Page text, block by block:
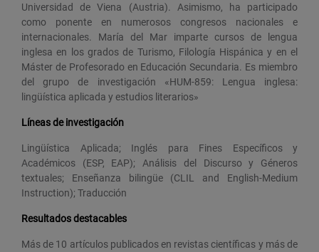
Universidad de Viena (Austria). Asimismo, ha participado
como ponente en numerosos congresos nacionales e
internacionales. María del Mar imparte cursos de lengua
inglesa en los grados de Turismo, Filología Hispánica y en el
Máster de Profesorado en Educación Secundaria. Es miembro
del grupo de investigación «HUM-859: Lengua inglesa:
lingüística aplicada y estudios literarios»
Líneas de investigación
Lingüística Aplicada; Inglés para Fines Específicos y
Académicos (ESP, EAP); Análisis del Discurso y Géneros
textuales; Enseñanza bilingüe (CLIL and English-Medium
Instruction); Traducción
Resultados destacables
Más de 10 artículos publicados en revistas científicas y más de